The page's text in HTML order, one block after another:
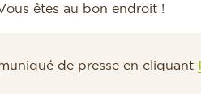
êtes au bon endroit !
de presse en cliquant